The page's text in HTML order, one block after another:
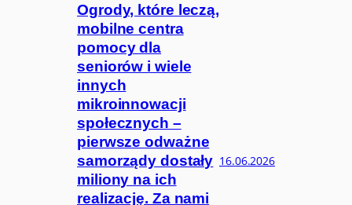
Ogrody, które leczą,
mobilne centra
pomocy dla
seniorów i wiele
innych
mikroinnowacji
społecznych –
pierwsze odważne
samorządy dostały
miliony na ich
realizację. Za nami
16.06.2026